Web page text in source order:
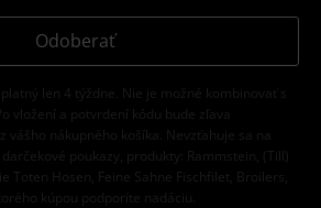
Odoberať
len 4 týždne. Nie je možné kombinovať s
vložení a potvrdení kódu bude zľava
vášho nákupného košíka. Nevzťahuje sa na
poukazy, produkty: Rammstein, (Till)
Toten Hosen, Feine Sahne Fischfilet, Broilers,
kúpou podporíte nadáciu.